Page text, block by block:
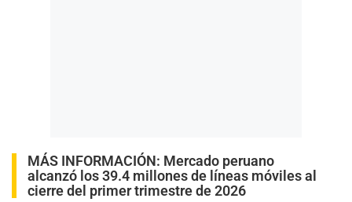
MÁS INFORMACIÓN: Mercado peruano
alcanzó los 39.4 millones de líneas móviles al
cierre del primer trimestre de 2026